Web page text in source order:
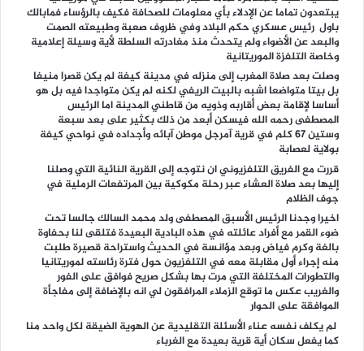
يبتعدون تماما عن الإدلاء بأي معلومات للصحافة فكيف بالرؤساء فمابالك
باول رئيس عسكري حكم البلاد وفي ظروف صعبة وطبيعته الصمت
والبعد عن الأضواء ولم يتحدث منذ مغادرته السلطة لأية وسيلة إعلامية
وخاصة التلفزة الموريتانية
وصلت بعد صلاة المغرب إلى منزله في مدينة كيفة لم يكن قصرا منيفا
بل بيتا متواضعا اشبه بالبيت الريفي لكنه لم يكن متواجدا فيه بل هو
أساسا لإقامة بعض أقاربه وذويه من قاطني المدينة اما الرئيس
المصطفى رحمه الله فيسكن أبعد من ذلك بكثير على بعد سبعة
وستين 67 كلم في قرية آمرجل موطن آبائه وأجداده في نواحي كيفة
بولاية لعصابة
قررت مع الفريق التلفزيوني ان نتوجه إلى القرية النائية التي وصلنا
إليها بعد صلاة العشاء عبر رحلة مكوكية بين المرتفعات الرملية في
جوف الظلام
اخيرا وجدنا الرئيس الأسبق المصطفى ولد محمد السالك جالسا تحت
ضوء القمر مع أفراد عائلته في هذه البادية البعيدة فتلقى لنا بحفاوة
بالغة وكرم فياض وبعد مؤانسة في الحديث واستراحة قصيرة طلبت
منه إجراء أول مقابلة معه في التلفزيون حول فترة رئاسته لموريتانيا
والتطورات المختلفة التي مرت بها بشكل صريح فوافق على الفور
والغريب عكس ما توقع الزملاء المرافقون لي انه بالإضافة إلى مفاجأة
الموافقة على الحوار
لم يكلف نفسه عناء الأسئلة التقليدية عن الهوية الضيقة لكل واحد منا
كما يفعل سكان أية قرية بعيدة مع الغرباء